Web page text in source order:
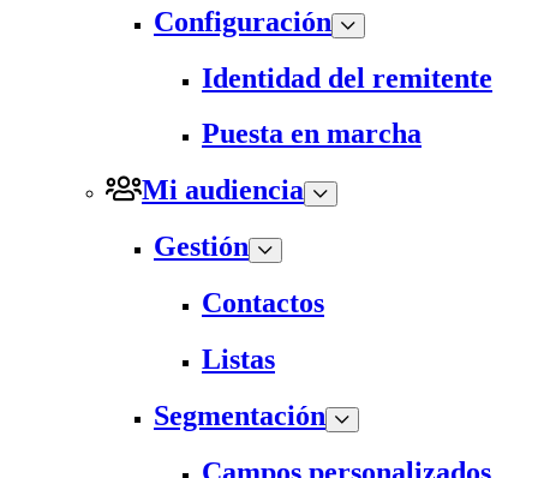
Configuración
Identidad del remitente
Puesta en marcha
Mi audiencia
Gestión
Contactos
Listas
Segmentación